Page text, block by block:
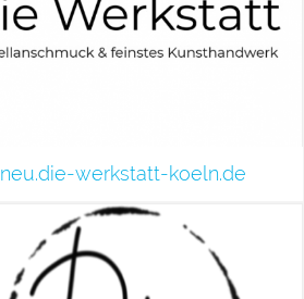
neu.die-werkstatt-koeln.de